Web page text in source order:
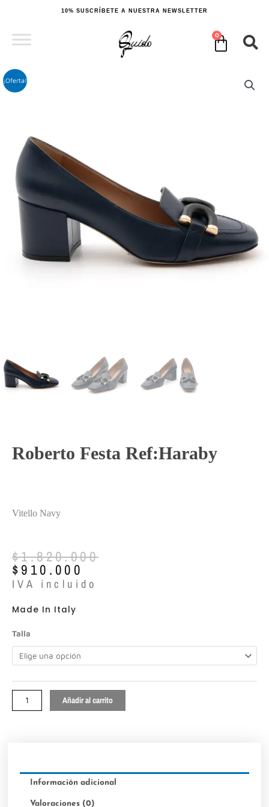
contenido
10% SUSCRÍBETE A NUESTRA NEWSLETTER
0
Cart
¡Oferta!
Roberto Festa Ref:Haraby
Vitello Navy
$1.820.000
El
precio
original
$1.820.000.
$910.000
El
precio
actual
$910.000.
IVA incluido
Made In Italy
Talla
Roberto
Festa
ref:Haraby
Añadir al carrito
Información adicional
Valoraciones (0)